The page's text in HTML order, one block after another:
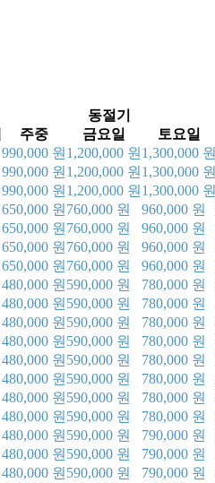
동절기
주중 금요일 토요일
990,000 원 1,200,000 원 1,300,000 원
990,000 원 1,200,000 원 1,300,000 원
990,000 원 1,200,000 원 1,300,000 원
650,000 원 760,000 원 960,000 원
650,000 원 760,000 원 960,000 원
650,000 원 760,000 원 960,000 원
650,000 원 760,000 원 960,000 원
480,000 원 590,000 원 780,000 원
480,000 원 590,000 원 780,000 원
480,000 원 590,000 원 780,000 원
480,000 원 590,000 원 780,000 원
480,000 원 590,000 원 780,000 원
480,000 원 590,000 원 780,000 원
480,000 원 590,000 원 780,000 원
480,000 원 590,000 원 780,000 원
480,000 원 590,000 원 790,000 원
480,000 원 590,000 원 790,000 원
480,000 원 590,000 원 790,000 원